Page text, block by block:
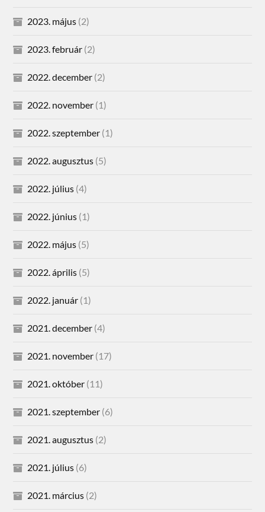
2023. május (2)
2023. február (2)
2022. december (2)
2022. november (1)
2022. szeptember (1)
2022. augusztus (5)
2022. július (4)
2022. június (1)
2022. május (5)
2022. április (5)
2022. január (1)
2021. december (4)
2021. november (17)
2021. október (11)
2021. szeptember (6)
2021. augusztus (2)
2021. július (6)
2021. március (2)